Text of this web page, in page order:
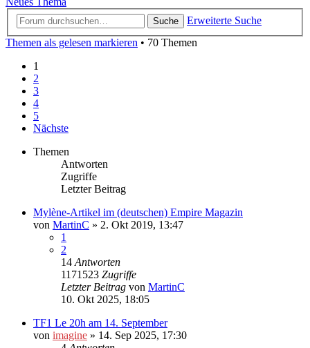
Suche
Erweiterte Suche
Themen als gelesen markieren • 70 Themen
1
2
3
4
5
Nächste
Themen
Antworten
Zugriffe
Letzter Beitrag
Mylène-Artikel im (deutschen) Empire Magazin
von MartinC » 2. Okt 2019, 13:47
1
2
14 Antworten
1171523 Zugriffe
Letzter Beitrag von MartinC
10. Okt 2025, 18:05
TF1 Le 20h am 14. September
von imagine » 14. Sep 2025, 17:30